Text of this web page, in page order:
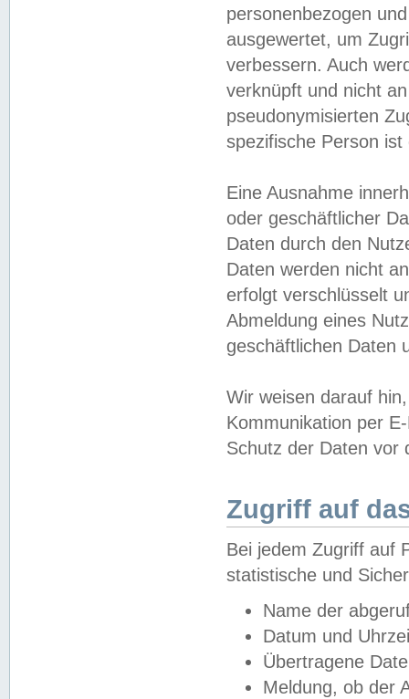
personenbezogen
ausgewertet, um
verbessern. Auch
verknüpft und nicht
pseudonymisierten
spezifische Person
Eine Ausnahme
oder geschäftlicher
Daten durch den
Daten werden nicht
erfolgt verschlüsselt
Abmeldung eines
geschäftlichen Daten
Wir weisen darauf
Kommunikation per
Schutz der Daten vor
Zugriff auf
Bei jedem Zugriff auf
statistische und
Name der
Datum und
Übertragene
Meldung, ob der